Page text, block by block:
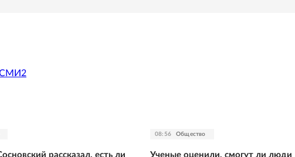
СМИ2
рассказал, есть ли
08:56 Общество
Ученые оценили, смогут ли люди